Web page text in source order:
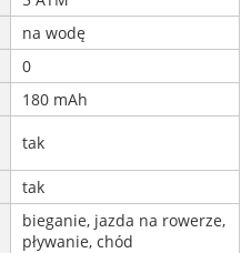
na wodę
0
180 mAh
tak
tak
bieganie, jazda na rowerze,
pływanie, chód